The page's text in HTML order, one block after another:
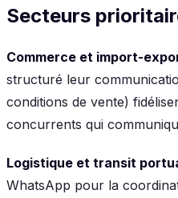
Secteurs
Commerce et import-
structuré leur
conditions de vente)
concurrents qui
Logistique et transit
WhatsApp pour la